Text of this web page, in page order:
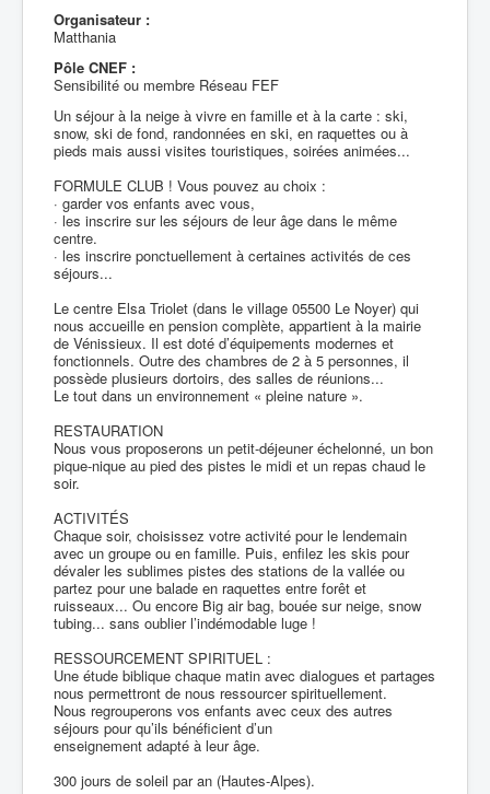
Organisateur :
Matthania
Pôle CNEF :
Sensibilité ou membre Réseau FEF
Un séjour à la neige à vivre en famille et à la carte : ski,
snow, ski de fond, randonnées en ski, en raquettes ou à
pieds mais aussi visites touristiques, soirées animées...
FORMULE CLUB ! Vous pouvez au choix :
· garder vos enfants avec vous,
· les inscrire sur les séjours de leur âge dans le même
centre.
· les inscrire ponctuellement à certaines activités de ces
séjours...
Le centre Elsa Triolet (dans le village 05500 Le Noyer) qui
nous accueille en pension complète, appartient à la mairie
de Vénissieux. Il est doté d’équipements modernes et
fonctionnels. Outre des chambres de 2 à 5 personnes, il
possède plusieurs dortoirs, des salles de réunions...
Le tout dans un environnement « pleine nature ».
RESTAURATION
Nous vous proposerons un petit-déjeuner échelonné, un bon
pique-nique au pied des pistes le midi et un repas chaud le
soir.
ACTIVITÉS
Chaque soir, choisissez votre activité pour le lendemain
avec un groupe ou en famille. Puis, enfilez les skis pour
dévaler les sublimes pistes des stations de la vallée ou
partez pour une balade en raquettes entre forêt et
ruisseaux... Ou encore Big air bag, bouée sur neige, snow
tubing... sans oublier l’indémodable luge !
RESSOURCEMENT SPIRITUEL :
Une étude biblique chaque matin avec dialogues et partages
nous permettront de nous ressourcer spirituellement.
Nous regrouperons vos enfants avec ceux des autres
séjours pour qu’ils bénéficient d’un
enseignement adapté à leur âge.
300 jours de soleil par an (Hautes-Alpes).